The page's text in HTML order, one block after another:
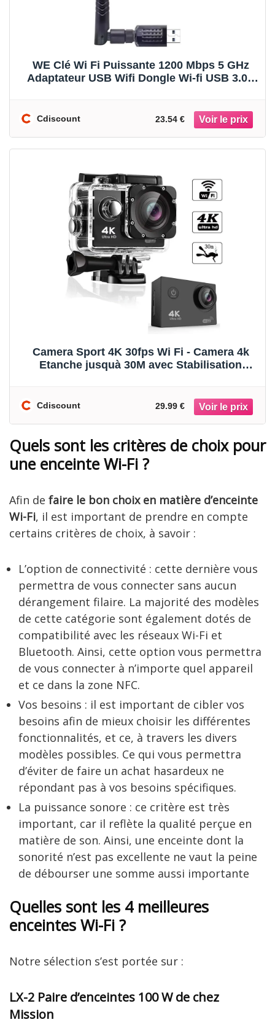
WE Clé Wi Fi Puissante 1200 Mbps 5 GHz
Adaptateur USB Wifi Dongle Wi-fi USB 3.0 -
Cdiscount 23.54 €
Camera Sport 4K 30fps Wi Fi - Camera 4k
Etanche jusquà 30M avec Stabilisation
Cdiscount 29.99 €
Quels sont les critères de choix pour
une enceinte Wi-Fi ?
Afin de faire le bon choix en matière d’enceinte
Wi-Fi, il est important de prendre en compte
certains critères de choix, à savoir :
L’option de connectivité : cette dernière vous
permettra de vous connecter sans aucun
dérangement filaire. La majorité des modèles
de cette catégorie sont également dotés de
compatibilité avec les réseaux Wi-Fi et
Bluetooth. Ainsi, cette option vous permettra
de vous connecter à n’importe quel appareil
et ce dans la zone NFC.
Vos besoins : il est important de cibler vos
besoins afin de mieux choisir les différentes
fonctionnalités, et ce, à travers les divers
modèles possibles. Ce qui vous permettra
d’éviter de faire un achat hasardeux ne
répondant pas à vos besoins spécifiques.
La puissance sonore : ce critère est très
important, car il reflète la qualité perçue en
matière de son. Ainsi, une enceinte dont la
sonorité n’est pas excellente ne vaut la peine
de débourser une somme aussi importante
Quelles sont les 4 meilleures
enceintes Wi-Fi ?
Notre sélection s’est portée sur :
LX-2 Paire d’enceintes 100 W de chez
Mission